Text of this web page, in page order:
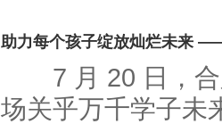
助力每个孩子绽放灿烂未来
7 月 20 日，合
场关乎万千学子未